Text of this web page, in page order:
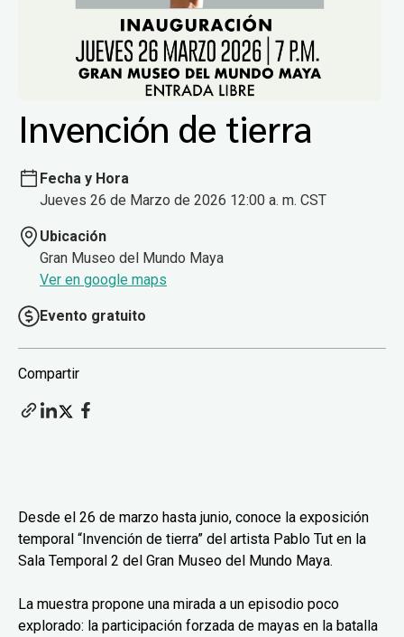
Invención de tierra
Fecha y Hora
Jueves 26 de Marzo de 2026 12:00 a. m. CST
Ubicación
Gran Museo del Mundo Maya
Ver en google maps
Evento gratuito
Compartir
Desde el 26 de marzo hasta junio, conoce la exposición
temporal “Invención de tierra” del artista Pablo Tut en la
Sala Temporal 2 del Gran Museo del Mundo Maya.
La muestra propone una mirada a un episodio poco
explorado: la participación forzada de mayas en la batalla